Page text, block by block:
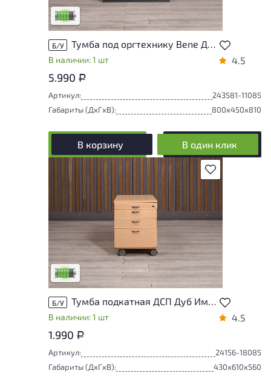
Низкая степень износа
Б/У Тумба под оргтехнику Bene ДСП Вишня Италия
В наличии: 1 шт 4.5
5.990 Р
Артикул:
243581-11085
Габариты (ДxГxВ):
800x450x810
В корзину В один клик
В избранное
У товара присутствуют незначительные
следы эксплуатации, не влияющие на
удобство его использования
Низкая степень износа
Б/У Тумба подкатная ДСП Дуб Импорт
В наличии: 1 шт 4.5
1.990 Р
Артикул:
24156-18085
Габариты (ДxГxВ):
430x610x560